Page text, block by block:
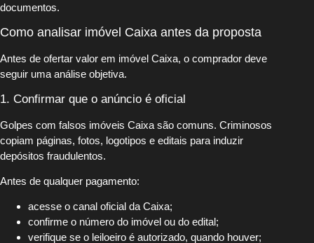
documentos.
Como analisar imóvel Caixa antes da proposta
Antes de ofertar valor em imóvel Caixa, o comprador deve
seguir uma análise objetiva.
1. Confirmar que o anúncio é oficial
Golpes com falsos imóveis Caixa são comuns. Criminosos
copiam páginas, fotos, logotipos e editais para induzir
depósitos fraudulentos.
Antes de qualquer pagamento:
acesse o canal oficial da Caixa;
confirme o número do imóvel ou do edital;
verifique se o leiloeiro é autorizado, quando houver;